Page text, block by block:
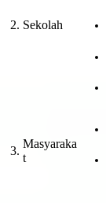
2. Sekolah
3.
Masyaraka
t